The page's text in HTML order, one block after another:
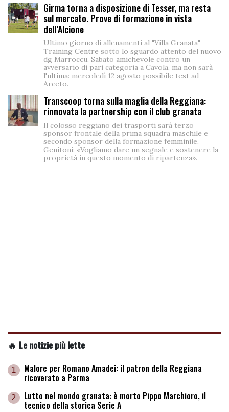
Girma torna a disposizione di Tesser, ma resta
sul mercato. Prove di formazione in vista
dell’Alcione
Ultimo giorno di allenamenti al "Villa Granata"
Training Centre sotto lo sguardo attento del nuovo
dg Marroccu. Sabato amichevole contro un
avversario di pari categoria a Cavola, ma non sarà
l'ultima: mercoledì 12 agosto possibile test ad
Arceto.
Transcoop torna sulla maglia della Reggiana:
rinnovata la partnership con il club granata
Il colosso reggiano dei trasporti sarà terzo
sponsor frontale della prima squadra maschile e
secondo sponsor della formazione femminile.
Genitoni: «Vogliamo dare un segnale e sostenere la
proprietà in questo momento di ripartenza».
🔥 Le notizie più lette
1 Malore per Romano Amadei: il patron della Reggiana
ricoverato a Parma
2 Lutto nel mondo granata: è morto Pippo Marchioro, il
tecnico della storica Serie A